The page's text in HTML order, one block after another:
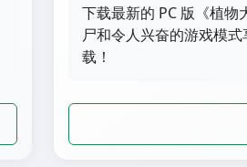
下载最新的 PC 版《植
尸和令人兴奋的游戏模
载！